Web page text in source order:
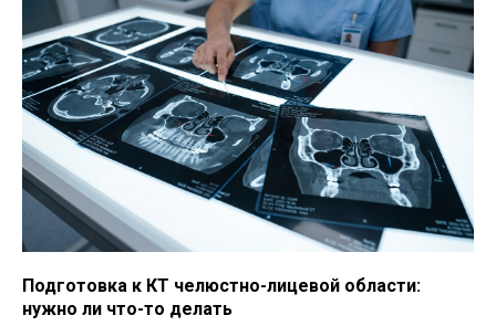
Подготовка к КТ челюстно-лицевой области:
нужно ли что-то делать